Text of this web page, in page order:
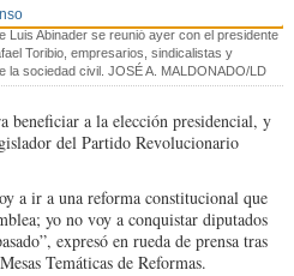
Luis Abinader se reunió ayer con el presidente
Toribio, empresarios, sindicalistas y
la sociedad civil. JOSÉ A. MALDONADO/LD
bene­ficiar a la elección presi­dencial, y
del Partido Revolucio­nario
a ir a una re­forma constitucional que
yo no voy a con­quistar diputados
expresó en rueda de prensa tras
Temáticas de Reformas.